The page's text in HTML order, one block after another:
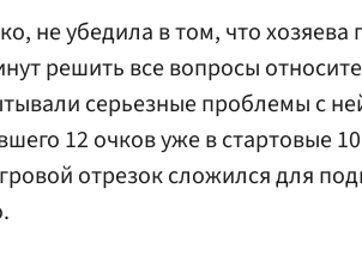
не убедила в том, что хозяева
решить все вопросы
серьезные проблемы с
12 очков уже в стартовые
отрезок сложился для